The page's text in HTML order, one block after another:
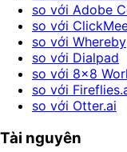
so với Adobe
so với
so với Whereby
so với Dialpad
so với 8x8
so với
so với Otter.ai
Tài nguyên